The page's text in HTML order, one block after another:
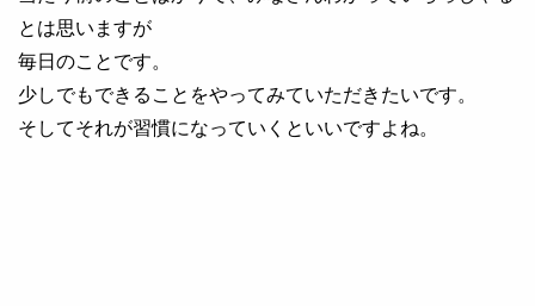
とは思いますが
毎日のことです。
少しでもできることをやってみていただきたいです。
そしてそれが習慣になっていくといいですよね。